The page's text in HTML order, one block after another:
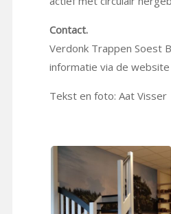
Contact.
Verdonk Trappen Soest
informatie via de website
Tekst en foto: Aat Visser